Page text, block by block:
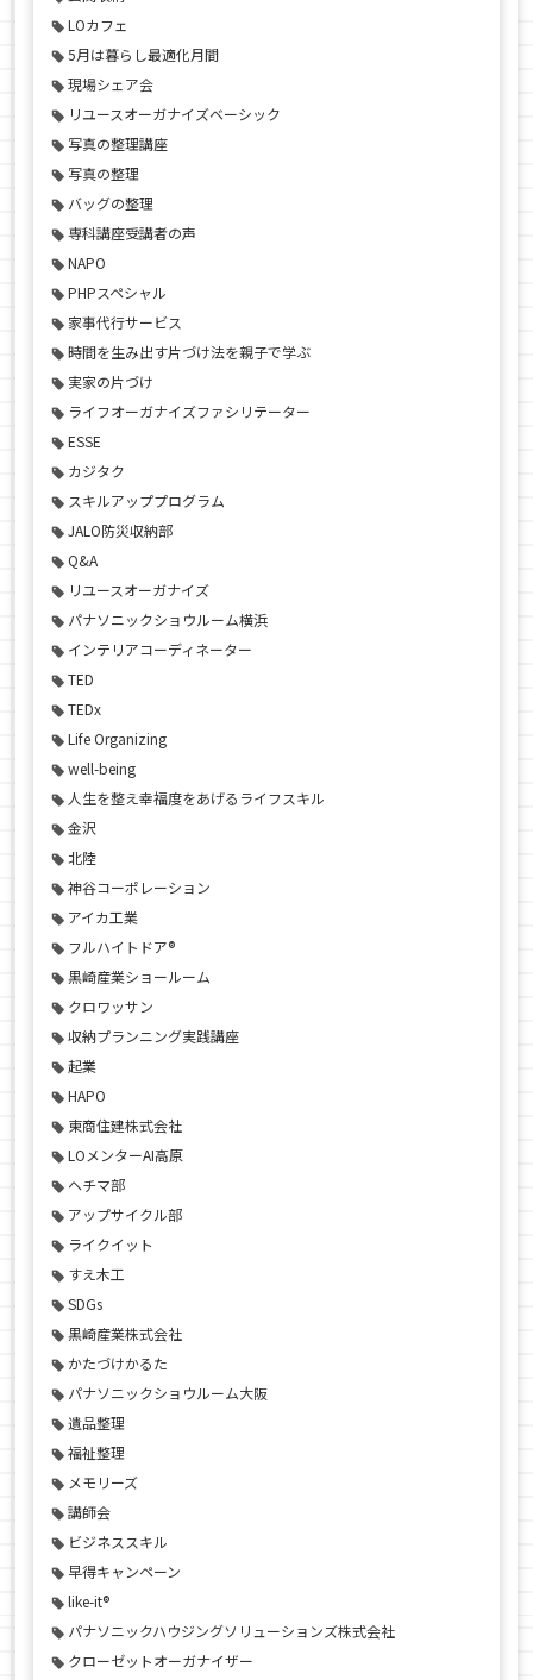
LOカフェ
5月は暮らし最適化月間
現場シェア会
リユースオーガナイズベーシック
写真の整理講座
写真の整理
バッグの整理
専科講座受講者の声
NAPO
PHPスペシャル
家事代行サービス
時間を生み出す片づけ法を親子で学ぶ
実家の片づけ
ライフオーガナイズファシリテーター
ESSE
カジタク
スキルアッププログラム
JALO防災収納部
Q&A
リユースオーガナイズ
パナソニックショウルーム横浜
インテリアコーディネーター
TED
TEDx
Life Organizing
well-being
人生を整え幸福度をあげるライフスキル
金沢
北陸
神谷コーポレーション
アイカ工業
フルハイトドア®
黒崎産業ショールーム
クロワッサン
収納プランニング実践講座
起業
HAPO
東商住建株式会社
LOメンターAI高原
ヘチマ部
アップサイクル部
ライクイット
すえ木工
SDGs
黒崎産業株式会社
かたづけかるた
パナソニックショウルーム大阪
遺品整理
福祉整理
メモリーズ
講師会
ビジネススキル
早得キャンペーン
like-it®
パナソニックハウジングソリューションズ株式会社
クローゼットオーガナイザー